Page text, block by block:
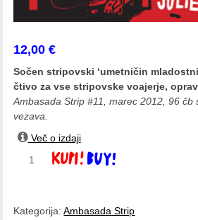
12,00€
Sočen stripovski ‘umetničin
čtivo za vse stripovske voajerje,
Ambasada Strip #11, marec 2012, 96 čb
vezava.
Več o izdaji
Douchet:
dnevnik
Dodaj v košarico
Kategorija:Ambasada Strip